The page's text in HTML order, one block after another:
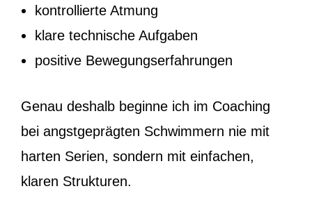
kontrollierte Atmung
klare technische Aufgaben
positive Bewegungserfahrungen
Genau deshalb beginne ich im Coaching
bei angstgeprägten Schwimmern nie mit
harten Serien, sondern mit einfachen,
klaren Strukturen.